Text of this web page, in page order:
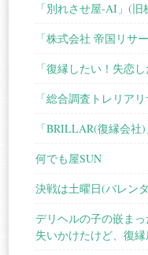
「別れさせ屋-AI」(
「株式会社 帝国リサ
「復縁したい！失恋
「総合調査トレリア
「BRILLAR(復縁会社
何でも屋SUN
決戦は土曜日(バレン
デリヘルの子の嵌ま
失いかけたけど、復縁